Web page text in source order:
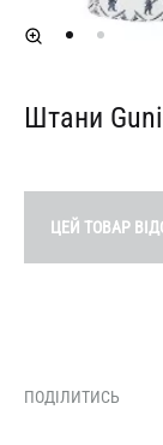
Штани
ЦЕЙ ТОВАР
ПОДІЛИТИСЬ